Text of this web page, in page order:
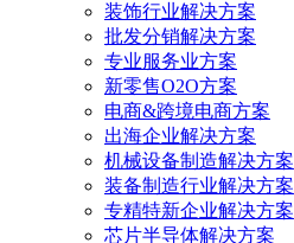
装饰行业解决方案
批发分销解决方案
专业服务业方案
新零售O2O方案
电商&跨境电商方案
出海企业解决方案
机械设备制造解决方案
装备制造行业解决方案
专精特新企业解决方案
芯片半导体解决方案